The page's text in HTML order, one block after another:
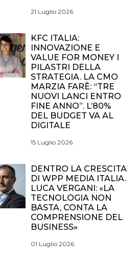
21 Luglio 2026
KFC ITALIA:
INNOVAZIONE E
VALUE FOR MONEY I
PILASTRI DELLA
STRATEGIA. LA CMO
MARZIA FARÈ: “TRE
NUOVI LANCI ENTRO
FINE ANNO”. L’80%
DEL BUDGET VA AL
DIGITALE
15 Luglio 2026
DENTRO LA CRESCITA
DI WPP MEDIA ITALIA.
LUCA VERGANI: «LA
TECNOLOGIA NON
BASTA, CONTA LA
COMPRENSIONE DEL
BUSINESS»
01 Luglio 2026